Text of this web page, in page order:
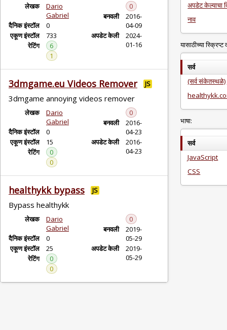
लेखक
Dario
Gabriel
दैनिक इंस्टॉल
0
एकूण इंस्टॉल
733
रेटिंग
6
1
0
बनवली
2016-
04-09
अपडेट केली
2024-
01-16
3dmgame.eu Videos Remover JS
3dmgame annoying videos remover
लेखक
Dario
Gabriel
दैनिक इंस्टॉल
0
एकूण इंस्टॉल
15
रेटिंग
0
0
0
बनवली
2016-
04-23
अपडेट केली
2016-
04-23
healthykk bypass JS
Bypass healthykk
लेखक
Dario
Gabriel
दैनिक इंस्टॉल
0
एकूण इंस्टॉल
25
रेटिंग
0
0
0
बनवली
2019-
05-29
अपडेट केली
2019-
05-29
अपडेट केल्याचा
नाव
यासाठीच्या
सर्व
(सर्व संकेतस्थळे)
भाषा:
सर्व
JavaScript
CSS